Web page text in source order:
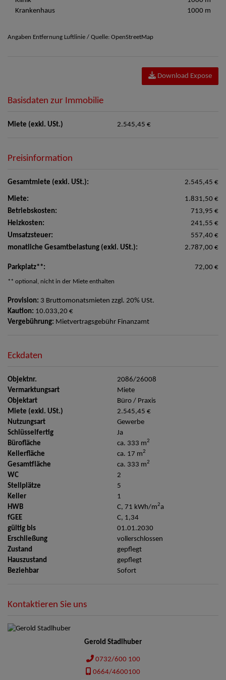
Krankenhaus
1000 m
Angaben Entfernung Luftlinie / Quelle: OpenStreetMap
Download Expose
Basisdaten zur Immobilie
Miete (exkl. USt.) 2.545,45 €
Preisinformation
Gesamtmiete (exkl. USt.): 2.545,45 €
Miete:
1.831,50 €
Betriebskosten:
713,95 €
Heizkosten:
241,55 €
Umsatzsteuer:
557,40 €
monatliche Gesamtbelastung (exkl. USt.):
2.787,00 €
Parkplatz**: 72,00 €
** optional, nicht in der Miete enthalten
Provision: 3 Bruttomonatsmieten zzgl. 20% USt.
Kaution: 10.033,20 €
Vergebührung: Mietvertragsgebühr Finanzamt
Eckdaten
Objektnr.
2086/26008
Vermarktungsart
Miete
Objektart
Büro / Praxis
Miete (exkl. USt.)
2.545,45 €
Nutzungsart
Gewerbe
Schlüsselfertig
Ja
Bürofläche
ca. 333 m2
Kellerfläche ca. 17 m2
Gesamtfläche ca. 333 m2
WC
2
Stellplätze
5
Keller
1
HWB
C, 71 kWh/m2a
fGEE
C, 1,34
gültig bis
01.01.2030
Erschließung
vollerschlossen
Zustand
gepflegt
Hauszustand
gepflegt
Beziehbar
Sofort
Kontaktieren Sie uns
Gerold Stadlhuber
0732/600 100
0664/4600100